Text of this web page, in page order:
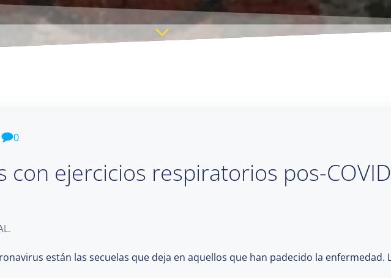
0
con ejercicios respiratorios pos-COVID
están las secuelas que deja en aquellos que han padecido la enfermedad.